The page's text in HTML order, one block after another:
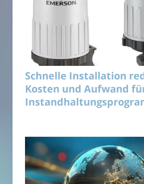
Schnelle Installation
Kosten und Aufwand